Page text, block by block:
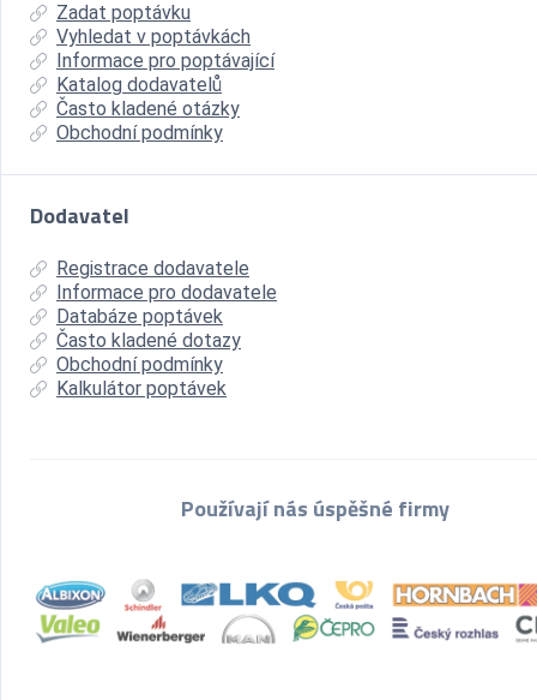
Zadat poptávku
Vyhledat v poptávkách
Informace pro poptávající
Katalog dodavatelů
Často kladené otázky
Obchodní podmínky
Dodavatel
Registrace dodavatele
Informace pro dodavatele
Databáze poptávek
Často kladené dotazy
Obchodní podmínky
Kalkulátor poptávek
Používají nás úspěšné firmy